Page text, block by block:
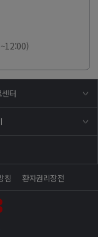
터
침 환자권리장전